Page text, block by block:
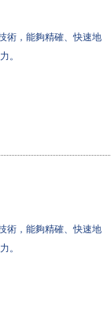
術，能夠精確、快速地
。
術，能夠精確、快速地
。